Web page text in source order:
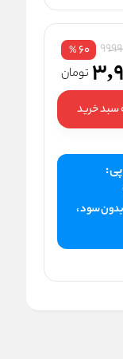
60
%
تومان
سبد خرید
:
سود ،